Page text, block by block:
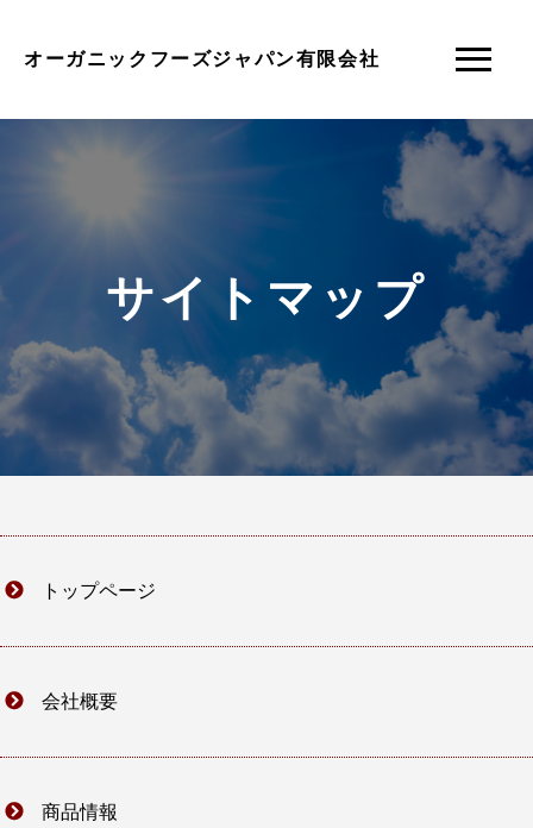
オーガニックフーズジャパン有限会社
サイトマップ
トップページ
会社概要
商品情報